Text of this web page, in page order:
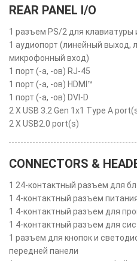
REAR PANEL I/O
1 разъем PS/2 для
1 аудиопорт (линейный выход,
микрофонный вход)
1 порт (-а, -ов) RJ-45
1 порт (-а, -ов) HDMI™
1 порт (-а, -ов) DVI-D
2 X USB 3.2 Gen 1x1 Type A
2 X USB2.0 port(s)
CONNECTORS &
1 24-контактный разъем для
1 4-контактный разъем
1 4-контактный разъем для
1 4-контактный разъем для
1 разъем для кнопок и
передней панели